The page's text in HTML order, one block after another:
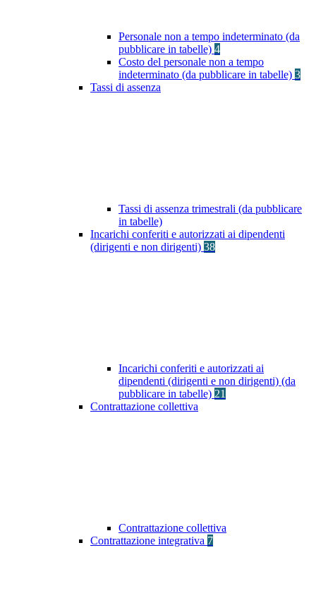
Personale non a tempo indeterminato (da
pubblicare in tabelle) 4
Costo del personale non a tempo
indeterminato (da pubblicare in tabelle) 3
Tassi di assenza
Tassi di assenza trimestrali (da pubblicare
in tabelle)
Incarichi conferiti e autorizzati ai dipendenti
(dirigenti e non dirigenti) 38
Incarichi conferiti e autorizzati ai
dipendenti (dirigenti e non dirigenti) (da
pubblicare in tabelle) 21
Contrattazione collettiva
Contrattazione collettiva
Contrattazione integrativa 7